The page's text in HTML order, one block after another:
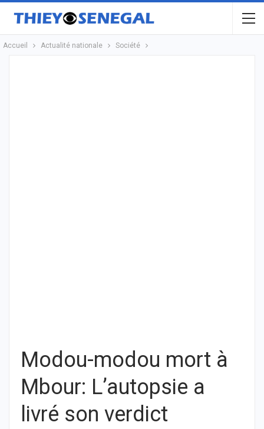
Accueil Actualité nationale Société
Modou-modou mort à
Mbour: L’autopsie a
livré son verdict